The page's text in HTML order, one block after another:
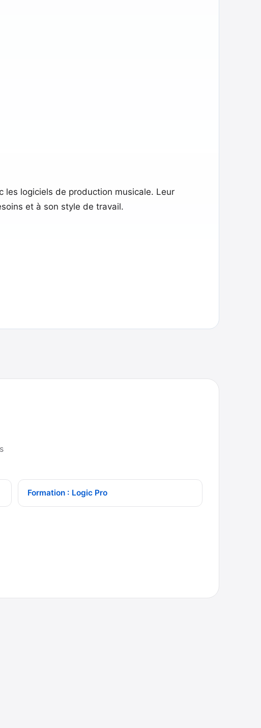
les logiciels de production musicale. Leur
et à son style de travail.
Formation : Logic Pro